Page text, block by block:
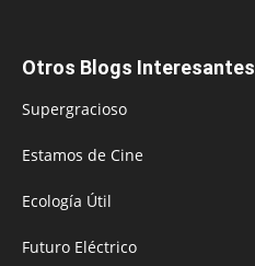
Otros Blogs Interesantes
Supergracioso
Estamos de Cine
Ecología Útil
Futuro Eléctrico